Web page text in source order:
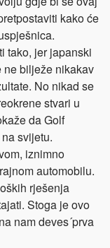
kako će
tako, jer japanski
bilježe nikakav
No nikad se
stvari u
da Golf
svijetu.
iznimno
automobilu.
rješenja
Stoga je ovo
nam deves´prva